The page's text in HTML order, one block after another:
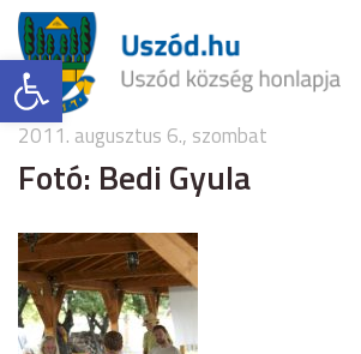
Eszköztár megnyitása
2011. augusztus 6., szombat
Fotó: Bedi Gyula